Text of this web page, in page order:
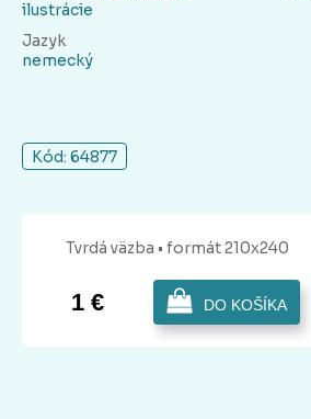
ilustrácie
Jazyk
nemecký
Kód: 64877
Tvrdá väzba • formát 210x240
1 € DO KOŠÍKA